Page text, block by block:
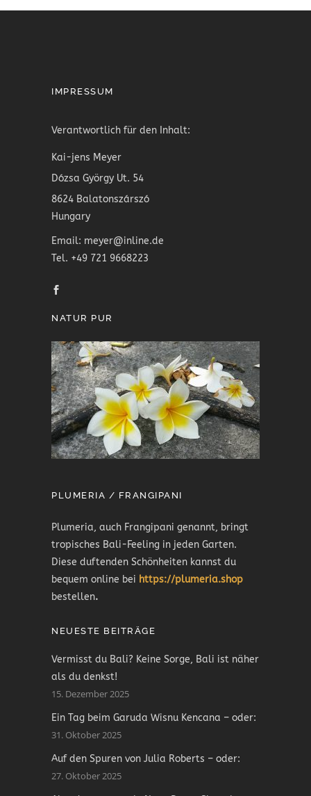
IMPRESSUM
Verantwortlich für den Inhalt:
Kai-jens Meyer
Dózsa György Ut. 54
8624 Balatonszárszó
Hungary
Email: meyer@inline.de
Tel. +49 721 9668223
NATUR PUR
PLUMERIA / FRANGIPANI
Plumeria, auch Frangipani genannt, bringt
tropisches Bali-Feeling in jeden Garten.
Diese duftenden Schönheiten kannst du
bequem online bei https://plumeria.shop
bestellen.
NEUESTE BEITRÄGE
Vermisst du Bali? Keine Sorge, Bali ist näher
als du denkst!
15. Dezember 2025
Ein Tag beim Garuda Wisnu Kencana – oder:
31. Oktober 2025
Auf den Spuren von Julia Roberts – oder:
27. Oktober 2025